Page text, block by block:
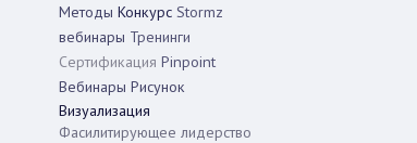
Методы Конкурс Stormz
вебинары Тренинги
Сертификация Pinpoint
Вебинары Рисунок
Визуализация
Фасилитирующее лидерство